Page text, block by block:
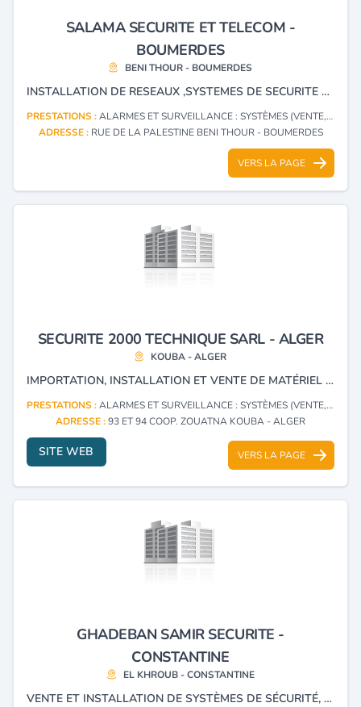
SALAMA SECURITE ET TELECOM -
BOUMERDES
BENI THOUR - BOUMERDES
INSTALLATION DE RESEAUX ,SYSTEMES DE SECURITE ET D'INFORMATIQUE.
PRESTATIONS :ALARMES ET SURVEILLANCE : SYSTÈMES (VENTE, INSTALLATION)
ADRESSE : RUE DE LA PALESTINE BENI THOUR - BOUMERDES
VERS LA PAGE
SECURITE 2000 TECHNIQUE SARL - ALGER
KOUBA - ALGER
IMPORTATION, INSTALLATION ET VENTE DE MATÉRIEL DE PROTECTION ET DE SURVEILLANCE, VIDÉOSURVEILLANCE, ANTI-INTRUSION, DÉTECTION INCENDIE ET CONTRÔLE D'ACCÈS.
PRESTATIONS :ALARMES ET SURVEILLANCE : SYSTÈMES (VENTE, INSTALLATION)
ADRESSE :93 ET 94 COOP. ZOUATNA KOUBA - ALGER
SITE WEB VERS LA PAGE
GHADEBAN SAMIR SECURITE -
CONSTANTINE
EL KHROUB - CONSTANTINE
VENTE ET INSTALLATION DE SYSTÈMES DE SÉCURITÉ, VOL ET INCENDIE, CONTRÔLE D'ACCÈS